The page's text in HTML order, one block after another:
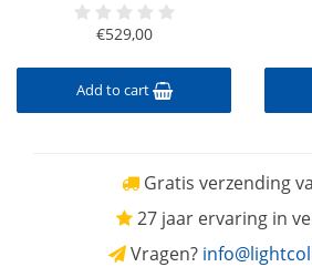
€529,00
Add to cart
Gratis verzending
27 jaar ervaring in
Vragen?